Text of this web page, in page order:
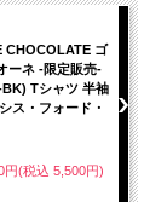
CHOCOLATE ゴ
ーネ -限定販売-
Tシャツ 半袖
ス・フォード・
円(税込 5,500円)